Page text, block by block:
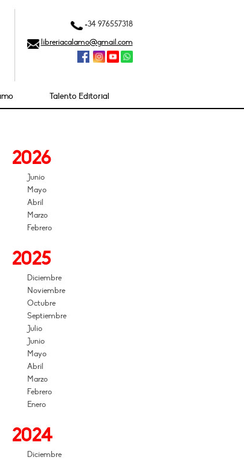
+34 976557318
libreriacalamo@gmail.com
Talento Editorial
2026
Junio
Mayo
Abril
Marzo
Febrero
2025
Diciembre
Noviembre
Octubre
Septiembre
Julio
Junio
Mayo
Abril
Marzo
Febrero
Enero
2024
Diciembre